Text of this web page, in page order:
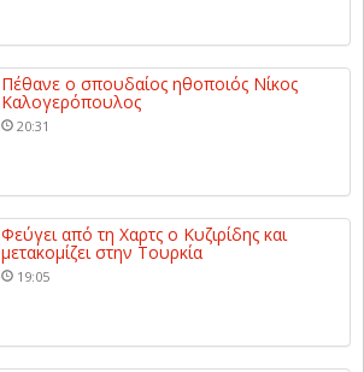
Πέθανε ο σπουδαίος ηθοποιός Νίκος
Καλογερόπουλος
20:31
Φεύγει από τη Χαρτς ο Κυζιρίδης και
μετακομίζει στην Τουρκία
19:05